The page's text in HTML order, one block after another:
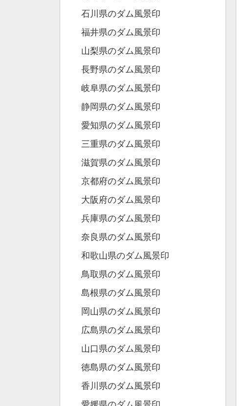
石川県のダム風景印
福井県のダム風景印
山梨県のダム風景印
長野県のダム風景印
岐阜県のダム風景印
静岡県のダム風景印
愛知県のダム風景印
三重県のダム風景印
滋賀県のダム風景印
京都府のダム風景印
大阪府のダム風景印
兵庫県のダム風景印
奈良県のダム風景印
和歌山県のダム風景印
鳥取県のダム風景印
島根県のダム風景印
岡山県のダム風景印
広島県のダム風景印
山口県のダム風景印
徳島県のダム風景印
香川県のダム風景印